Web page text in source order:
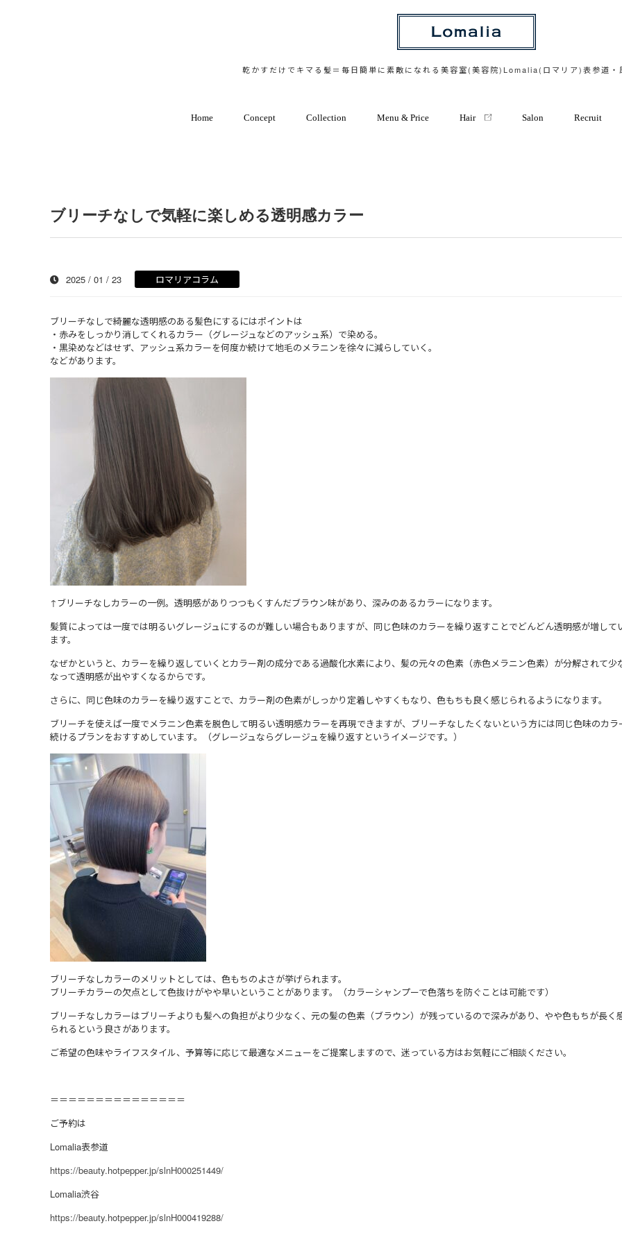
乾かすだけでキマる髪＝毎日簡単に素敵になれる美容室(美容院)Lomalia(ロマリア)表参道・
Home Concept Collection Menu & Price Hair Salon Recruit
ブリーチなしで気軽に楽しめる透明感カラー
2025 / 01 / 23 ロマリアコラム
ブリーチなしで綺麗な透明感のある髪色にするにはポイントは
・赤みをしっかり消してくれるカラー（グレージュなどのアッシュ系）で染める。
・黒染めなどはせず、アッシュ系カラーを何度か続けて地毛のメラニンを徐々に減らしていく。
などがあります。
↑ブリーチなしカラーの一例。透明感がありつつもくすんだブラウン味があり、深みのあるカラーになります。
髪質によっては一度では明るいグレージュにするのが難しい場合もありますが、同じ色味のカラーを繰り返すことでどんどん透明感が増して
ます。
なぜかというと、カラーを繰り返していくとカラー剤の成分である過酸化水素により、髪の元々の色素（赤色メラニン色素）が分解されて少
なって透明感が出やすくなるからです。
さらに、同じ色味のカラーを繰り返すことで、カラー剤の色素がしっかり定着しやすくもなり、色もちも良く感じられるようになります。
ブリーチを使えば一度でメラニン色素を脱色して明るい透明感カラーを再現できますが、ブリーチなしたくないという方には同じ色味のカラ
続けるプランをおすすめしています。（グレージュならグレージュを繰り返すというイメージです。）
ブリーチなしカラーのメリットとしては、色もちのよさが挙げられます。
ブリーチカラーの欠点として色抜けがやや早いということがあります。（カラーシャンプーで色落ちを防ぐことは可能です）
ブリーチなしカラーはブリーチよりも髪への負担がより少なく、元の髪の色素（ブラウン）が残っているので深みがあり、やや色もちが長く
られるという良さがあります。
ご希望の色味やライフスタイル、予算等に応じて最適なメニューをご提案しますので、迷っている方はお気軽にご相談ください。
＝＝＝＝＝＝＝＝＝＝＝＝＝＝＝
ご予約は
Lomalia表参道
https://beauty.hotpepper.jp/slnH000251449/
Lomalia渋谷
https://beauty.hotpepper.jp/slnH000419288/